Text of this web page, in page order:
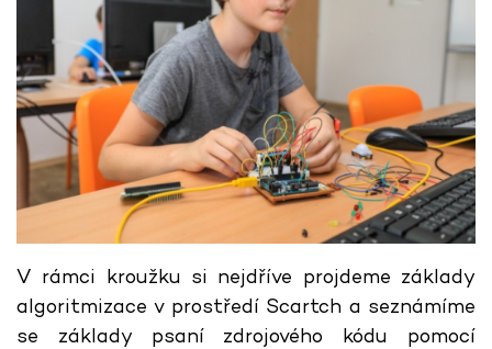
V rámci kroužku si nejdříve projdeme základy
algoritmizace v prostředí Scartch a seznámíme
se základy psaní zdrojového kódu pomocí